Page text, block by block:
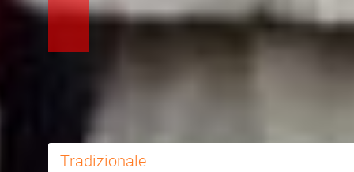
Tradizionale